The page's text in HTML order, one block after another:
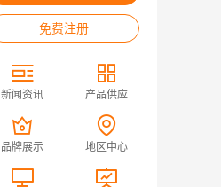
免费注册
新闻资讯 产品供应
品牌展示 地区中心